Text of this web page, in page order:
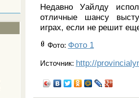
Недавно Уайлду
отличные шансу
играх, если не решит
Фото: Фото 1
Источник: http://